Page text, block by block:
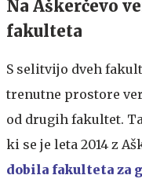
Na Aškerčevo
fakulteta
S selitvijo dveh
trenutne prostore
od drugih fakultet.
ki se je leta 2014 z
dobila fakulteta za